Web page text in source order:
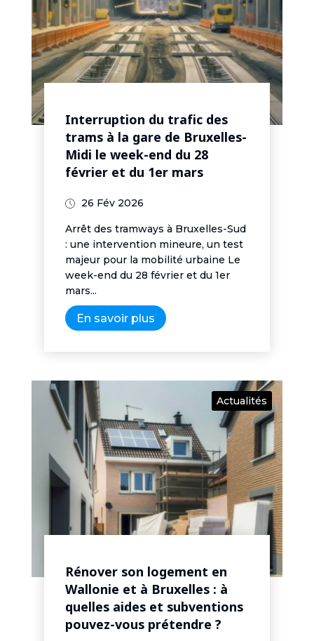
Interruption du trafic des
trams à la gare de Bruxelles-
Midi le week-end du 28
février et du 1er mars
26 Fév 2026
Arrêt des tramways à Bruxelles-Sud
: une intervention mineure, un test
majeur pour la mobilité urbaine Le
week-end du 28 février et du 1er
mars...
En savoir plus
Actualités
Rénover son logement en
Wallonie et à Bruxelles : à
quelles aides et subventions
pouvez-vous prétendre ?